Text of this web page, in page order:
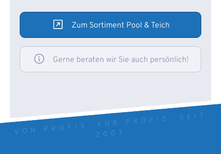
Zum Sortiment Pool & Teich
Gerne beraten wir Sie auch persönlich!
VON PROFIS. FÜR PROFIS. SEIT
2007